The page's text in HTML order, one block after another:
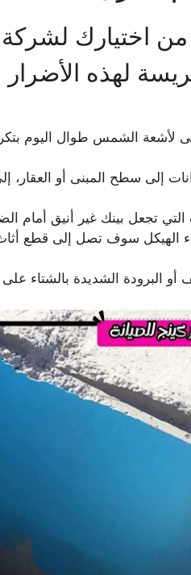
اختيارك لشركة
لهذه الأضرار
لأشعة الشمس طوال اليوم
إلى سطح المبنى أو
التي تجعل بينك غير أنيق أمام
سوف تصل إلى قطع أثاث
أو البرودة الشديدة بالشتاء